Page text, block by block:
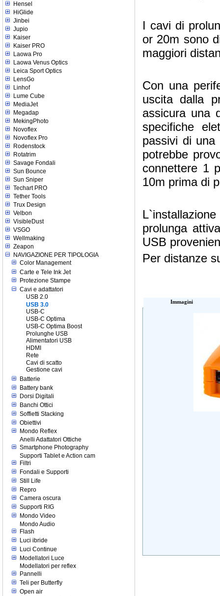
Hensel
HiGlide
Jinbei
Jupio
Kaiser
Kaiser PRO
Laowa Pro
Laowa Venus Optics
Leica Sport Optics
LensGo
Linhof
Lume Cube
MediaJet
Megadap
MekingPhoto
Novoflex
Novoflex Pro
Rodenstock
Rotatrim
Savage Fondali
Sun Bounce
Sun Sniper
Techart PRO
Tether Tools
Trux Design
Velbon
VisibleDust
VSGO
Wellmaking
Zeapon
NAVIGAZIONE PER TIPOLOGIA
Color Management
Carte e Tele Ink Jet
Protezione Stampe
Cavi e adattatori
USB 2.0
USB 3.0
USB-C
USB-C Optima
USB-C Optima Boost
Prolunghe USB
Alimentatori USB
HDMI
Rete
Cavi di scatto
Gestione cavi
Batterie
Battery bank
Dorsi Digitali
Banchi Ottici
Soffietti Stacking
Obiettivi
Mondo Reflex
Anelli Adattatori Ottiche
Smartphone Photography
Supporti Tablet e Action cam
Filtri
Fondali e Supporti
Still Life
Repro
Camera oscura
Supporti RIG
Mondo Video
Mondo Audio
Flash
Luci ibride
Luci Continue
Modellatori Luce
Modellatori per reflex
Pannelli
Teli per Butterfly
Open air
I cavi di
or 20m sono
maggiori
Con una
uscita dalla
assicura una
specifiche
passivi di
potrebbe
connettere 1
10m prima di
prolunga
USB
Per distanze
Immagini